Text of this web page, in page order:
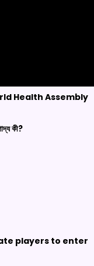
Health Assembly
কী?
players to enter